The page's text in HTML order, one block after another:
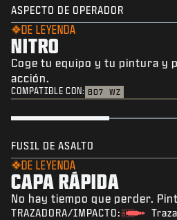
ASPECTO DE OPERADOR
DE LEYENDA
NITRO
Coge tu equipo y tu pintura y
acción.
COMPATIBLE CON: BO7 WZ
FUSIL DE ASALTO
DE LEYENDA
CAPA RÁPIDA
No hay tiempo que perder.
TRAZADORA/IMPACTO: